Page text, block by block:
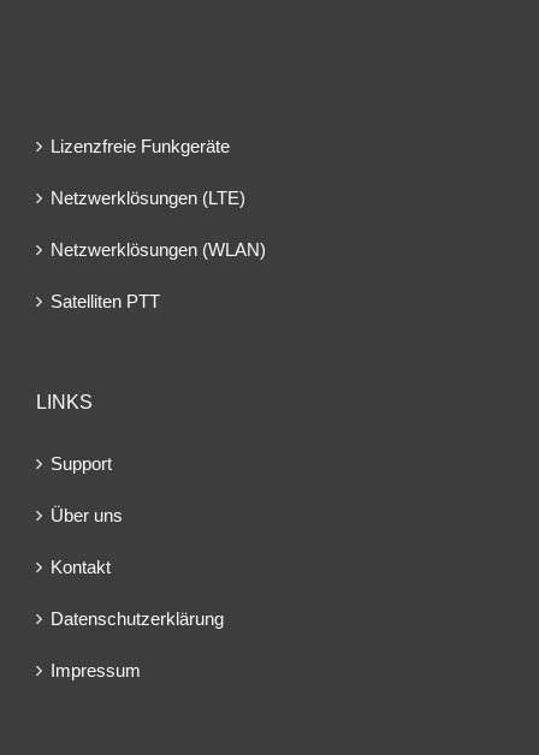
Lizenzfreie Funkgeräte
Netzwerklösungen (LTE)
Netzwerklösungen (WLAN)
Satelliten PTT
LINKS
Support
Über uns
Kontakt
Datenschutzerklärung
Impressum